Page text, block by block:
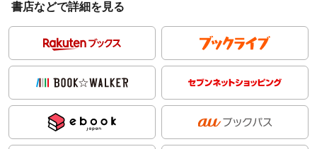
書店などで詳細を見る